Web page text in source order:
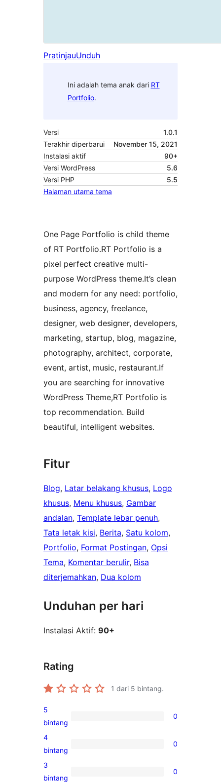
PratinjauUnduh
Ini adalah tema anak dari RT
Portfolio.
Versi
1.0.1
Terakhir diperbarui
November 15, 2021
Instalasi aktif
90+
Versi WordPress
5.6
Versi PHP
5.5
Halaman utama tema
One Page Portfolio is child theme
of RT Portfolio.RT Portfolio is a
pixel perfect creative multi-
purpose WordPress theme.It’s clean
and modern for any need: portfolio,
business, agency, freelance,
designer, web designer, developers,
marketing, startup, blog, magazine,
photography, architect, corporate,
event, artist, music, restaurant.If
you are searching for innovative
WordPress Theme,RT Portfolio is
top recommendation. Build
beautiful, intelligent websites.
Fitur
Blog, Latar belakang khusus, Logo
khusus, Menu khusus, Gambar
andalan, Template lebar penuh
Tata letak kisi, Berita, Satu kolom
Portfolio, Format Postingan, Opsi
Tema, Komentar berulir, Bisa
diterjemahkan, Dua kolom
Unduhan per hari
Instalasi Aktif: 90+
Rating
1 dari 5 bintang.
0
ulasan
5-
5
bintang
0
0
ulasan
4-
4
bintang
0
0
3
bintang
0